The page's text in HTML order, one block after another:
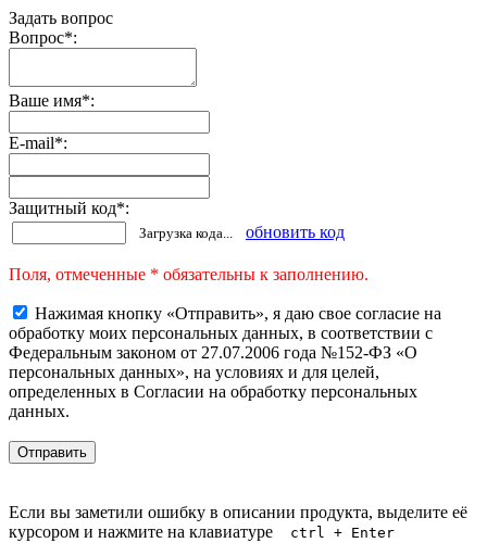
Задать вопрос
Вопрос*:
Ваше имя*:
E-mail*:
Защитный код*:
Загрузка кода... обновить код
Поля, отмеченные * обязательны к заполнению.
Нажимая кнопку «Отправить», я даю свое согласие на
обработку моих персональных данных, в соответствии с
Федеральным законом от 27.07.2006 года №152-ФЗ «О
персональных данных», на условиях и для целей,
определенных в Согласии на обработку персональных
данных.
Если вы заметили ошибку в описании продукта, выделите её
курсором и нажмите на клавиатуре
ctrl + Enter